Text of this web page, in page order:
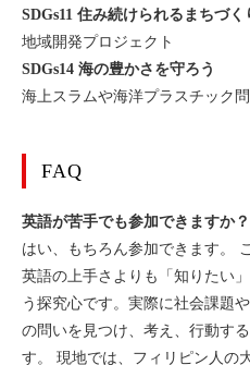
SDGs11 住み続けられるまちづく
地域開発プロジェクト
SDGs14 海の豊かさを守ろう
海上スラムや海洋プラスチック
FAQ
英語が苦手でも参加できますか？
はい、もちろん参加できます。
英語の上手さよりも「知りたい
う探究心です。実際に社会課題
の問いを見つけ、考え、行動す
す。 現地では、フィリピン人の